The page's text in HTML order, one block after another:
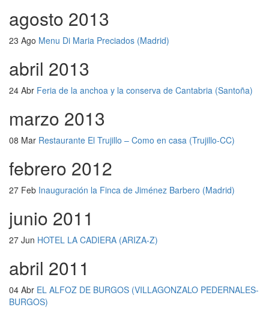
agosto 2013
23 Ago Menu Di Maria Preciados (Madrid)
abril 2013
24 Abr Feria de la anchoa y la conserva de Cantabria (Santoña)
marzo 2013
08 Mar Restaurante El Trujillo – Como en casa (Trujillo-CC)
febrero 2012
27 Feb Inauguración la Finca de Jiménez Barbero (Madrid)
junio 2011
27 Jun HOTEL LA CADIERA (ARIZA-Z)
abril 2011
04 Abr EL ALFOZ DE BURGOS (VILLAGONZALO PEDERNALES-
BURGOS)